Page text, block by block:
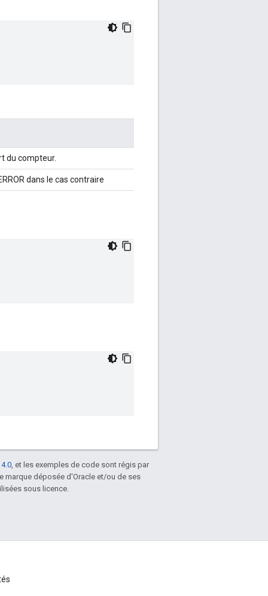
du compteur.
dans le cas contraire
, et les exemples de code sont régis par
marque déposée d'Oracle et/ou de ses
sous licence.